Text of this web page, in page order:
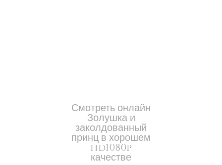
Смотреть онлайн
Золушка и
заколдованный
принц в хорошем
hd1080p
качестве